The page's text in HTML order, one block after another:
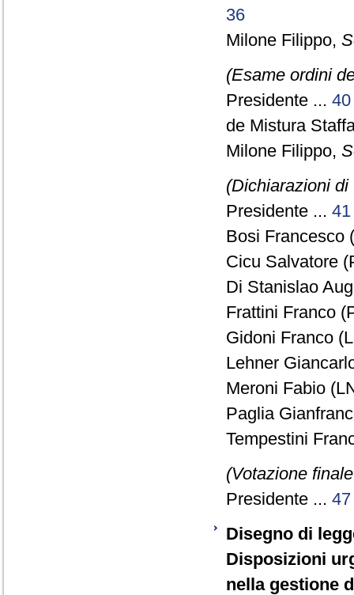
36
Milone Filippo,
(Esame ordini
Presidente ... 40
de Mistura
Milone Filippo,
(Dichiarazioni
Presidente ... 41
Bosi Francesco
Cicu Salvatore
Di Stanislao
Frattini Franco
Gidoni Franco
Lehner
Meroni Fabio
Paglia
Tempestini
(Votazione
Presidente ... 47
Disegno di
Disposizioni
nella gestione